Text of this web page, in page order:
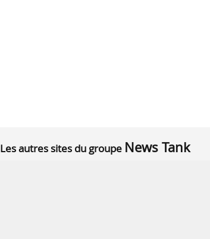
Les autres sites du groupe News Tank